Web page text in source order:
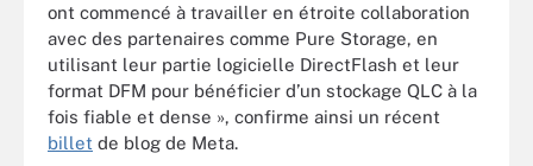
ont commencé à travailler en étroite collaboration
avec des partenaires comme Pure Storage, en
utilisant leur partie logicielle DirectFlash et leur
format DFM pour bénéficier d’un stockage QLC à la
fois fiable et dense », confirme ainsi un récent
billet de blog de Meta.